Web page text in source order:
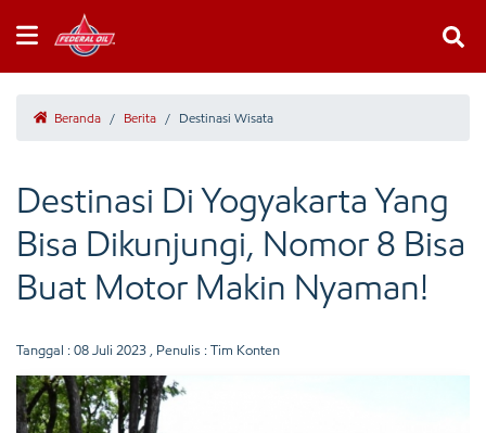
Beranda / Berita / Destinasi Wisata
Destinasi Di Yogyakarta Yang
Bisa Dikunjungi, Nomor 8 Bisa
Buat Motor Makin Nyaman!
Tanggal : 08 Juli 2023 , Penulis : Tim Konten